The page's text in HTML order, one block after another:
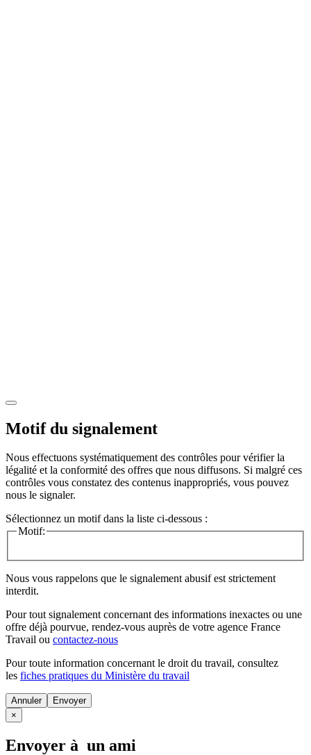
Motif du signalement
Nous effectuons systématiquement des contrôles pour vérifier la
légalité et la conformité des offres que nous diffusons. Si malgré ces
contrôles vous constatez des contenus inappropriés, vous pouvez
nous le signaler.
Sélectionnez un motif dans la liste ci-dessous :
Motif:
Nous vous rappelons que le signalement abusif est strictement
interdit.
Pour tout signalement concernant des informations inexactes ou une
offre déjà pourvue, rendez-vous auprès de votre agence France
Travail ou contactez-nous
Pour toute information concernant le droit du travail, consultez
les fiches pratiques du Ministère du travail
Annuler
×
Envoyer à un ami